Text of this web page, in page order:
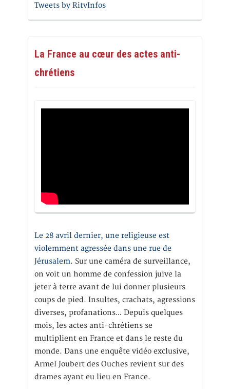
Tweets by RitvInfos
La France au cœur des actes anti-
chrétiens
Le 28 avril dernier, une religieuse est
violemment agressée dans une rue de
Jérusalem. Sur une caméra de surveillance,
on voit un homme de confession juive la
jeter à terre avant de lui donner plusieurs
coups de pied. Insultes, crachats, agressions
diverses, profanations… Depuis quelques
mois, les actes anti-chrétiens se
multiplient en France et dans le reste du
monde. Dans une enquête vidéo exclusive,
Armel Joubert des Ouches revient sur des
drames ayant eu lieu en France.